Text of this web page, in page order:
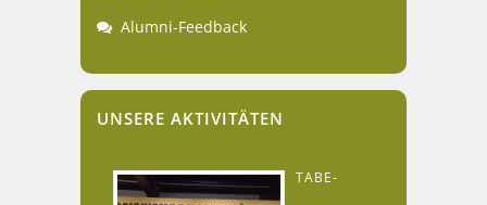
Alumni-Feedback
UNSERE AKTIVITÄTEN
TABE-